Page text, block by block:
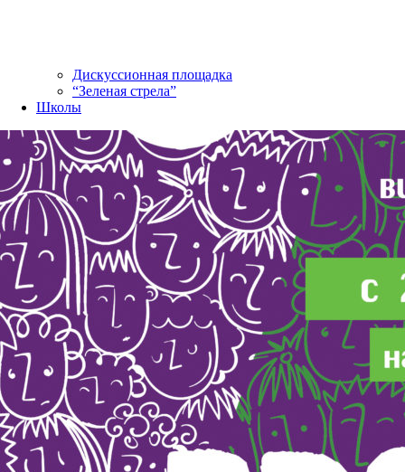
Дискуссионная площадка
“Зеленая стрела”
Школы